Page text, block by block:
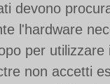
devono
l'hardware
per utilizzare
non accetti